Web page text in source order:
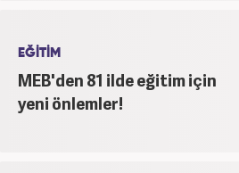
EĞİTİM
MEB'den 81 ilde eğitim için
yeni önlemler!